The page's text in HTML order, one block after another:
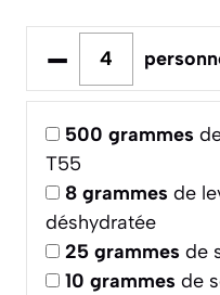
–
500 grammes
T55
8 grammes de
déshydratée
25 grammes de
10 grammes de